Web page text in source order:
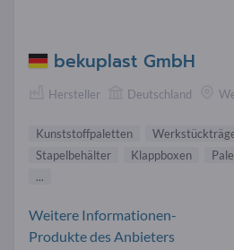
bekuplast GmbH
Hersteller Deutschland
Kunststoffpaletten
Stapelbehälter
Klappboxen
...
Weitere Informationen-
Produkte des Anbieters